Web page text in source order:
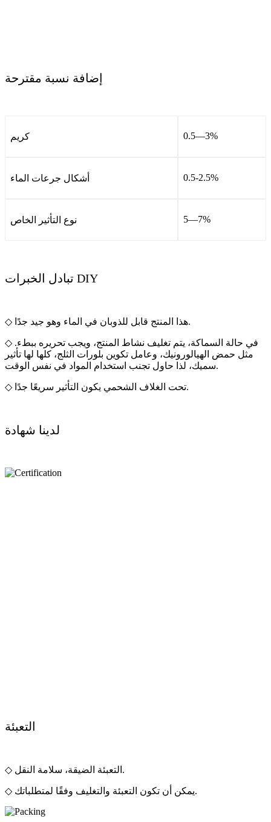
إضافة نسبة مقترحة
كريم 0.5—3%
أشكال جرعات الماء 0.5-2.5%
نوع التأثير الخاص 5—7%
تبادل الخبرات DIY
◇ هذا المنتج قابل للذوبان في الماء وهو جيد جدًا.
◇ في حالة السماكة، يتم تغليف نشاط المنتج، ويجب تحريره ببطء.
مثل حمض الهيالورونيك، وعامل تكوين بلورات الثلج، كلها لها تأثير
سميك، لذا حاول تجنب استخدام المواد في نفس الوقت.
◇ تحت الغلاف الشحمي يكون التأثير سريعًا جدًا.
لدينا شهادة
التعبئة
◇ التعبئة الضيقة، سلامة النقل.
◇ يمكن أن تكون التعبئة والتغليف وفقًا لمتطلباتك.